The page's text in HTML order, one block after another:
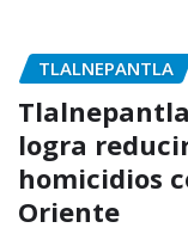
TLALNEPANTLA
logra
homicidios
Oriente